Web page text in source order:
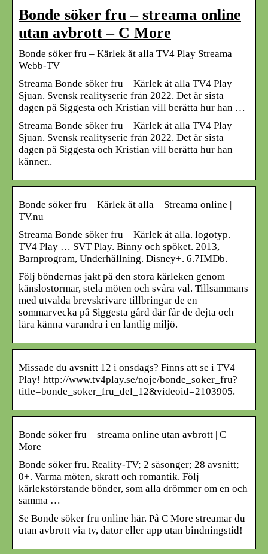
Bonde söker fru – streama online
utan avbrott – C More
Bonde söker fru – Kärlek åt alla TV4 Play Streama
Webb-TV
Streama Bonde söker fru – Kärlek åt alla TV4 Play
Sjuan. Svensk realityserie från 2022. Det är sista
dagen på Siggesta och Kristian vill berätta hur han …
Streama Bonde söker fru – Kärlek åt alla TV4 Play
Sjuan. Svensk realityserie från 2022. Det är sista
dagen på Siggesta och Kristian vill berätta hur han
känner..
Bonde söker fru – Kärlek åt alla – Streama online |
TV.nu
Streama Bonde söker fru – Kärlek åt alla. logotyp.
TV4 Play … SVT Play. Binny och spöket. 2013,
Barnprogram, Underhållning. Disney+. 6.7IMDb.
Följ böndernas jakt på den stora kärleken genom
känslostormar, stela möten och svåra val. Tillsammans
med utvalda brevskrivare tillbringar de en
sommarvecka på Siggesta gård där får de dejta och
lära känna varandra i en lantlig miljö.
Missade du avsnitt 12 i onsdags? Finns att se i TV4
Play! http://www.tv4play.se/noje/bonde_soker_fru?
title=bonde_soker_fru_del_12&videoid=2103905.
Bonde söker fru – streama online utan avbrott | C
More
Bonde söker fru. Reality-TV; 2 säsonger; 28 avsnitt;
0+. Varma möten, skratt och romantik. Följ
kärlekstörstande bönder, som alla drömmer om en och
samma …
Se Bonde söker fru online här. På C More streamar du
utan avbrott via tv, dator eller app utan bindningstid!